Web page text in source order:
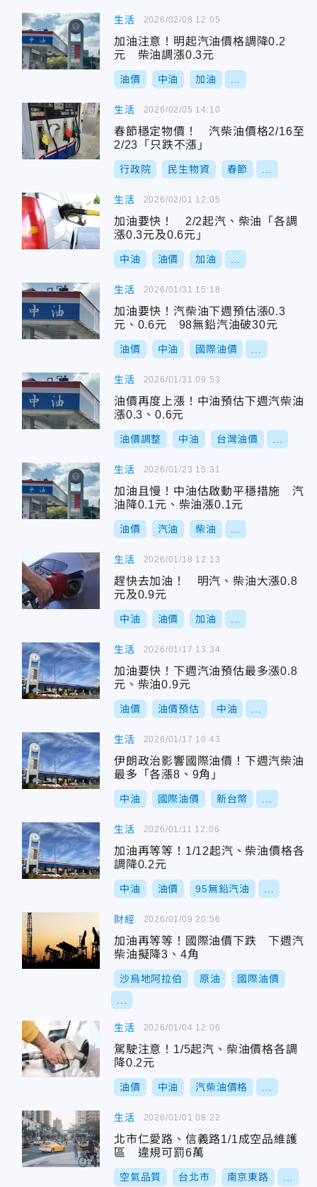
生活
加油注意！明起汽油價格調降0.2
元 柴油調漲0.3元
油價 中油 加油
2026/02/08 12:05
生活
春節穩定物價！ 汽柴油價格2/16至
2/23「只跌不漲」
行政院 民生物資 春節
2026/02/05 14:10
生活
加油要快！ 2/2起汽、柴油「各調
漲0.3元及0.6元」
中油 油價 加油
2026/02/01 12:05
生活
加油要快！汽柴油下週預估漲0.3
元、0.6元 98無鉛汽油破30元
油價 中油 國際油價
2026/01/31 15:18
生活
油價再度上漲！中油預估下週汽柴油
漲0.3、0.6元
油價調整 中油 台灣油價
2026/01/31 09:53
生活
加油且慢！中油估啟動平穩措施 汽
油降0.1元、柴油漲0.1元
油價 汽油 柴油
2026/01/23 15:31
生活
趕快去加油！ 明汽、柴油大漲0.8
元及0.9元
中油 油價 加油
2026/01/18 12:13
生活
加油要快！下週汽油預估最多漲0.8
元、柴油0.9元
油價 油價預估 中油
2026/01/17 13:34
生活
伊朗政治影響國際油價！下週汽柴油
最多「各漲8、9角」
中油 國際油價 新台幣
2026/01/17 10:43
生活
加油再等等！1/12起汽、柴油價格各
調降0.2元
中油 油價 95無鉛汽油
2026/01/11 12:06
財經
加油再等等！國際油價下跌 下週汽
柴油擬降3、4角
沙烏地阿拉伯 原油 國際油價
2026/01/09 20:56
生活
駕駛注意！1/5起汽、柴油價格各調
降0.2元
油價 中油 汽柴油價格
2026/01/04 12:06
生活
北市仁愛路、信義路1/1成空品維護
區 違規可罰6萬
空氣品質 台北市 南京東路
2026/01/01 08:22